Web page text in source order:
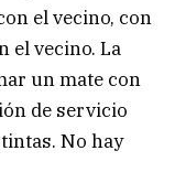
el vecino, con
el vecino. La
un mate con
de servicio
No hay